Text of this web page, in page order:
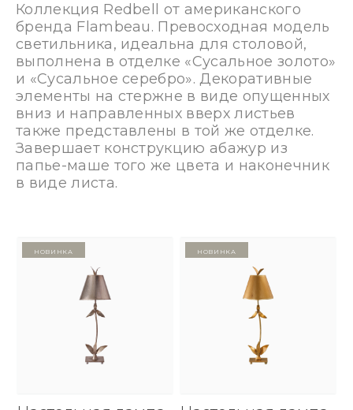
Коллекция Redbell от американского
бренда Flambeau. Превосходная модель
светильника, идеальна для столовой,
выполнена в отделке «Сусальное золото»
и «Сусальное серебро». Декоративные
элементы на стержне в виде опущенных
вниз и направленных вверх листьев
также представлены в той же отделке.
Завершает конструкцию абажур из
папье-маше того же цвета и наконечник
в виде листа.
Новинка Новинка